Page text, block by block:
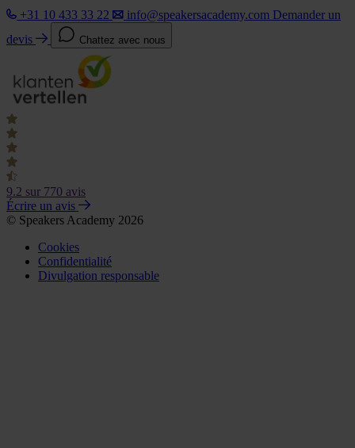
+31 10 433 33 22
info@speakersacademy.com Demander un
devis
Chattez avec nous
9.2 sur 770 avis
Écrire un avis
© Speakers Academy 2026
Cookies
Confidentialité
Divulgation responsable